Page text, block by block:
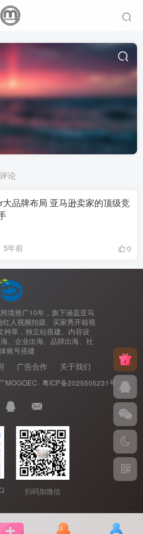
评论
局 亚马逊卖家的顶级竞
5年前 0
境推广10年，旗下涵盖亚马
人视频拍摄、买家秀开箱视
种草，独立站搭建、内容设
、企业出海、品牌出海、社
账号搭建
广告合作 关于我们
MOGOEC· 粤ICP备2025505231号-1.
扫码加微信